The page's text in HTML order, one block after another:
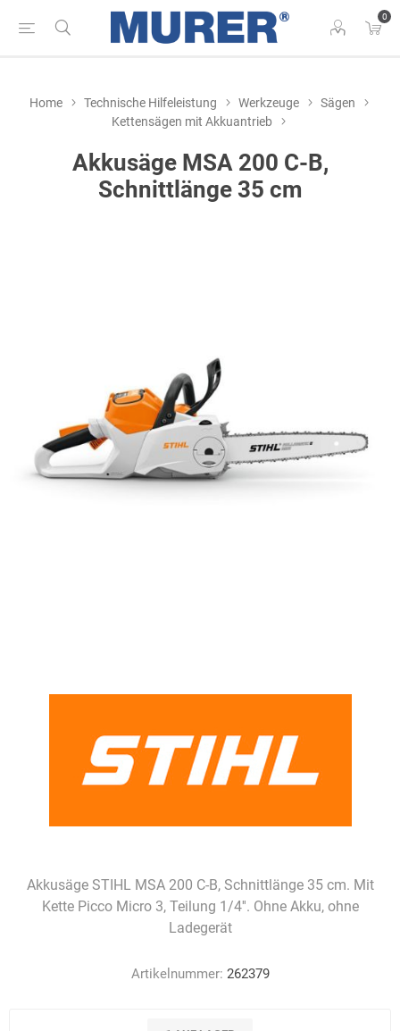
0
Home Technische Hilfeleistung Werkzeuge
Sägen
Kettensägen mit Akkuantrieb
Akkusäge MSA 200 C-B,
Schnittlänge 35 cm
Akkusäge STIHL MSA 200 C-B, Schnittlänge 35 cm. Mit
Kette Picco Micro 3, Teilung 1/4''. Ohne Akku, ohne
Ladegerät
Artikelnummer: 262379